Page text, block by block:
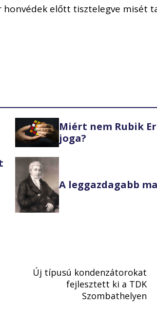
honvédek előtt tisztelegve misét
Miért nem Rubik
joga?
A leggazdagabb
Új típusú kondenzátorokat
fejlesztett ki a TDK
Szombathelyen